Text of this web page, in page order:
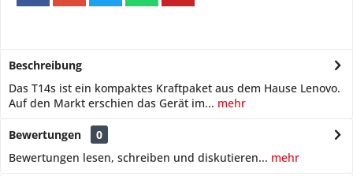
Beschreibung
Das T14s ist ein kompaktes Kraftpaket aus dem Hause Lenovo.
Auf den Markt erschien das Gerät im... mehr
Bewertungen
0
Bewertungen lesen, schreiben und diskutieren... mehr